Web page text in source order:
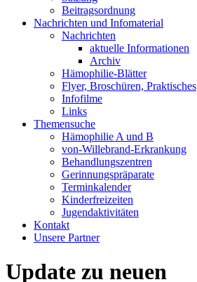
Beitragsordnung
Nachrichten und Infomaterial
Nachrichten
aktuelle Informationen
Archiv
Hämophilie-Blätter
Flyer, Broschüren, Praktisches
Infofilme
Links
Themensuche
Hämophilie A und B
von-Willebrand-Erkrankung
Behandlungszentren
Gerinnungspräparate
Terminkalender
Kinderfreizeiten
Jugendaktivitäten
Kontakt
Unsere Partner
Update zu neuen